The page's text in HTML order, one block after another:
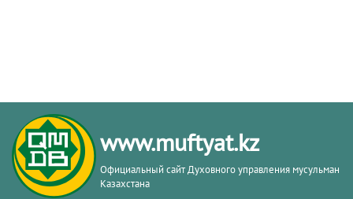
www.muftyat.kz
Официальный сайт Духовного управления мусульман
Казахстана